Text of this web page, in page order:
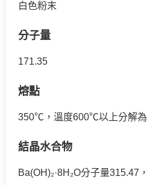
白色粉末
分子量
171.35
熔點
350℃，溫度600℃以上分解為
結晶水合物
Ba(OH)₂·8H₂O分子量315.47